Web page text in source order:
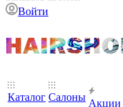
Войти
Каталог Салоны
Акции